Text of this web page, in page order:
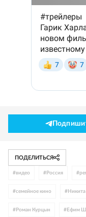
ПОДЕЛИТЬСЯ
#видео # Россия #
#семейное кино #
# Роман Курцын # Ефим